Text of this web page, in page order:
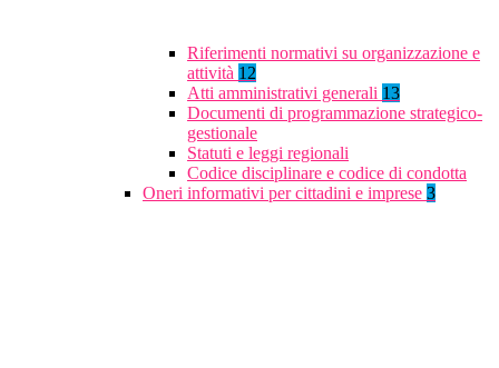
Riferimenti normativi su organizzazione e
attività 12
Atti amministrativi generali 13
Documenti di programmazione strategico-
gestionale
Statuti e leggi regionali
Codice disciplinare e codice di condotta
Oneri informativi per cittadini e imprese 3